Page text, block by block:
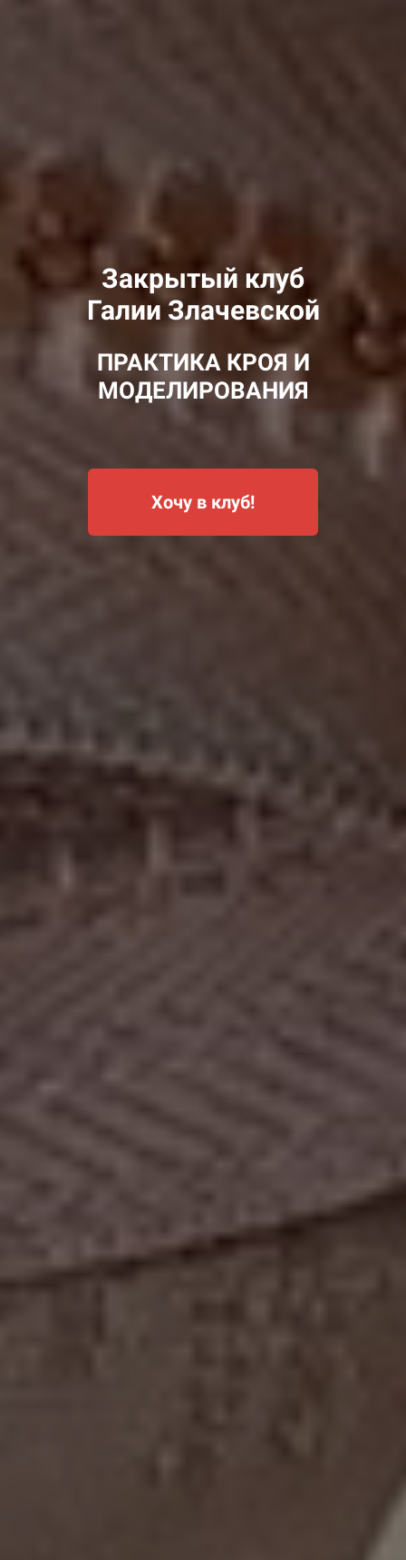
Закрытый клуб
Галии Злачевской
ПРАКТИКА КРОЯ И
МОДЕЛИРОВАНИЯ
Хочу в клуб!